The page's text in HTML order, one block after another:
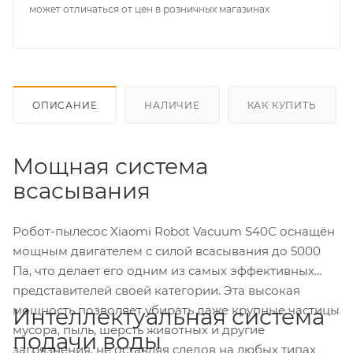
может отличаться от цен в розничных магазинах
ОПИСАНИЕ НАЛИЧИЕ КАК КУПИТЬ
Мощная система
всасывания
Робот-пылесос Xiaomi Robot Vacuum S40C оснащён
мощным двигателем с силой всасывания до 5000
Па, что делает его одним из самых эффективных
представителей своей категории. Эта высокая
мощность позволяет убирать даже крупные частицы
мусора, пыль, шерсть животных и другие
загрязнения, не оставляя следов на любых типах
Интеллектуальная система
подачи воды
об оплате Плайтом
25